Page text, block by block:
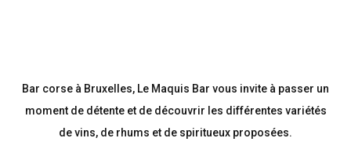
Bar corse à Bruxelles, Le Maquis Bar vous invite à passer un
moment de détente et de découvrir les différentes variétés
de vins, de rhums et de spiritueux proposées.